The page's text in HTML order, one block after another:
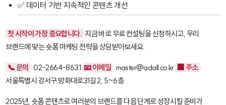
✅ 데이터 기반 지속적인 콘텐츠 개선
첫 시작이 가장 중요합니다. 지금 바로 무료 컨설팅을 신청하시고, 우리
브랜드에 맞는 숏폼 마케팅 전략을 상담받아보세요.
📞 문의 : 02-2664-8631 📧 이메일 : master@adall.co.kr 🏢 주소 :
서울특별시 강서구 방화대로31길 2, 5~6층
2025년, 숏폼 콘텐츠로 여러분의 브랜드를 다음 단계로 성장시킬 준비가